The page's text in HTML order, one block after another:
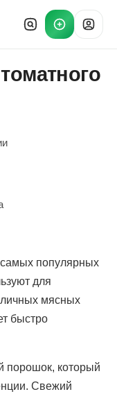
популярных
для
мясных
быстро
порошок, который
Свежий